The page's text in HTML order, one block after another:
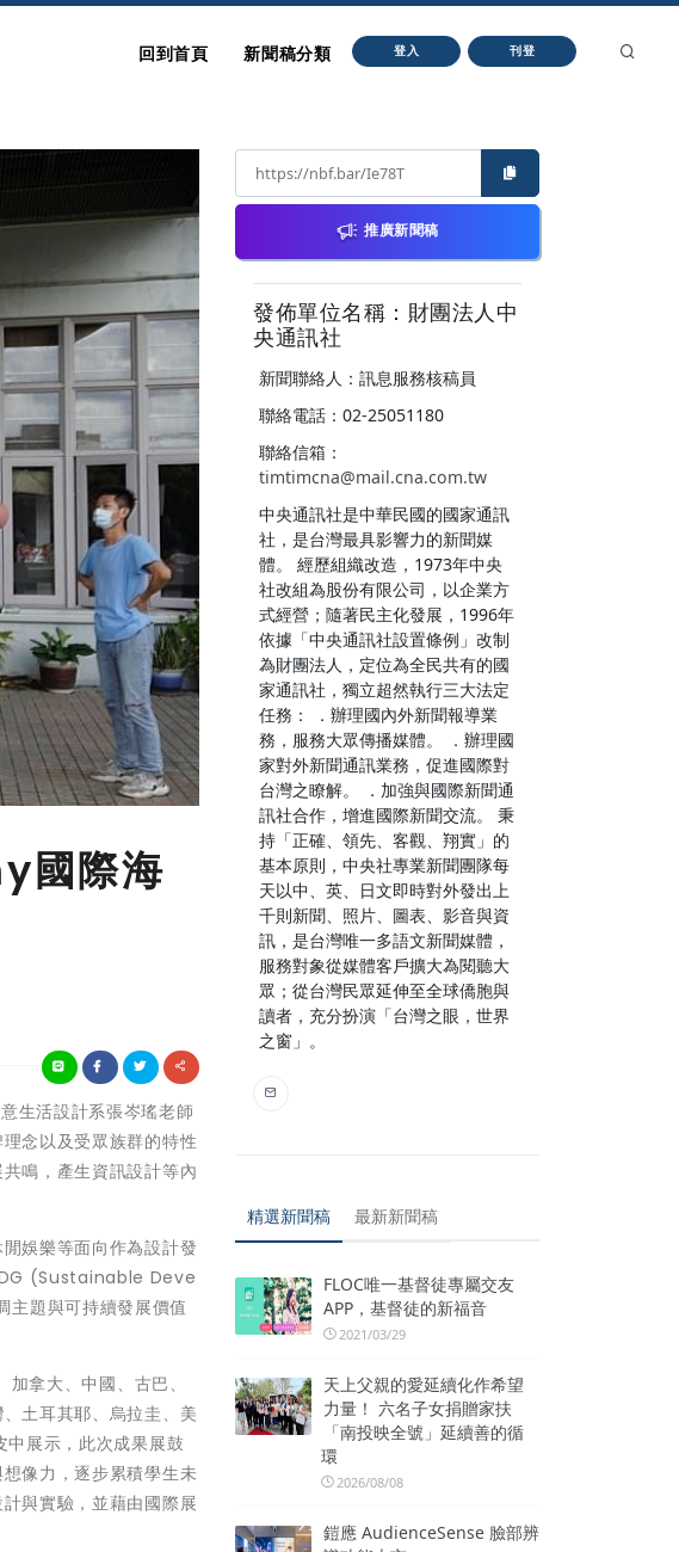
回到首頁 新聞稿分類 登入 刊登
國際海
生活設計系張岑瑤老師
念以及受眾族群的特性
鳴，產生資訊設計等內
娛樂等面向作為設計發
(Sustainable Deve
題與可持續發展價值
拿大、中國、古巴、
土耳其耶、烏拉圭、美
中展示，此次成果展鼓
像力，逐步累積學生未
與實驗，並藉由國際展
推廣新聞稿
發佈單位名稱：財團法人中
央通訊社
新聞聯絡人：訊息服務核稿員
聯絡電話：02-25051180
聯絡信箱：
timtimcna@mail.cna.com.tw
中央通訊社是中華民國的國家通訊
社，是台灣最具影響力的新聞媒
體。 經歷組織改造，1973年中央
社改組為股份有限公司，以企業方
式經營；隨著民主化發展，1996年
依據「中央通訊社設置條例」改制
為財團法人，定位為全民共有的國
家通訊社，獨立超然執行三大法定
任務： ．辦理國內外新聞報導業
務，服務大眾傳播媒體。 ．辦理國
家對外新聞通訊業務，促進國際對
台灣之瞭解。 ．加強與國際新聞通
訊社合作，增進國際新聞交流。 秉
持「正確、領先、客觀、翔實」的
基本原則，中央社專業新聞團隊每
天以中、英、日文即時對外發出上
千則新聞、照片、圖表、影音與資
訊，是台灣唯一多語文新聞媒體，
服務對象從媒體客戶擴大為閱聽大
眾；從台灣民眾延伸至全球僑胞與
讀者，充分扮演「台灣之眼，世界
之窗」。
精選新聞稿 最新新聞稿
FLOC唯一基督徒專屬交友
APP，基督徒的新福音
2021/03/29
天上父親的愛延續化作希望
力量！ 六名子女捐贈家扶
「南投映全號」延續善的循
環
2026/08/08
鎧應 AudienceSense 臉部辨